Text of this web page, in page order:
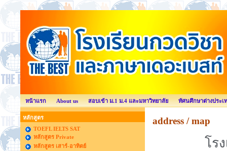
หน้าแรก About us สอบเข้า ม.1 ม.4 และมหาวิทยาลัย ทัศนศึกษาต่างประเ
หลักสูตร
TOEFL IELTS SAT
หลักสูตร Private
หลักสูตร เสาร์-อาทิตย์
address / map
โร